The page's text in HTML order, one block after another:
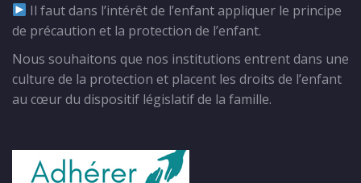
Il faut dans l’intérêt de l’enfant appliquer le principe
de précaution et la protection de l’enfant.
Nous souhaitons que nos institutions entrent dans une
culture de la protection et placent les droits de l’enfant
au cœur du dispositif législatif de la famille.